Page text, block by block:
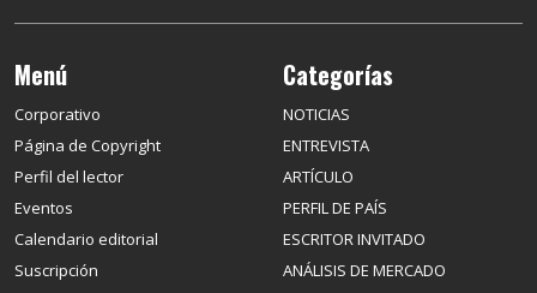
Menú
Corporativo
Página de Copyright
Perfil del lector
Eventos
Calendario editorial
Suscripción
Categorías
NOTICIAS
ENTREVISTA
ARTÍCULO
PERFIL DE PAÍS
ESCRITOR INVITADO
ANÁLISIS DE MERCADO